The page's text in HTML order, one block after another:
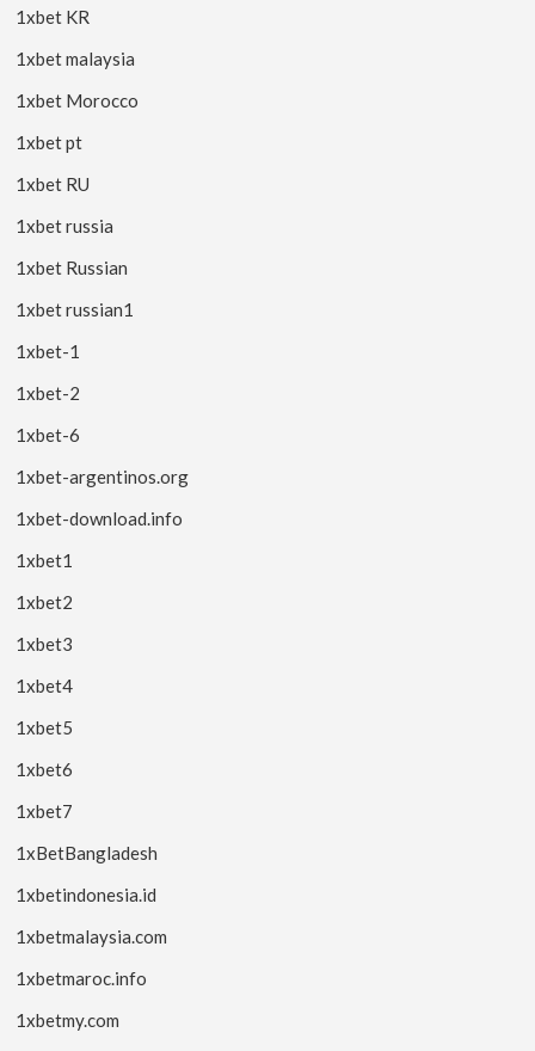
1xbet KR
1xbet malaysia
1xbet Morocco
1xbet pt
1xbet RU
1xbet russia
1xbet Russian
1xbet russian1
1xbet-1
1xbet-2
1xbet-6
1xbet-argentinos.org
1xbet-download.info
1xbet1
1xbet2
1xbet3
1xbet4
1xbet5
1xbet6
1xbet7
1xBetBangladesh
1xbetindonesia.id
1xbetmalaysia.com
1xbetmaroc.info
1xbetmy.com